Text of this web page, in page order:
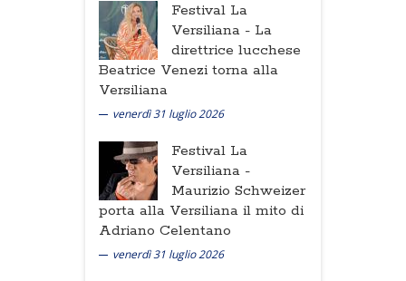
Festival La
Versiliana - La
direttrice lucchese
Beatrice Venezi torna alla
Versiliana
venerdì 31 luglio 2026
Festival La
Versiliana -
Maurizio Schweizer
porta alla Versiliana il mito di
Adriano Celentano
venerdì 31 luglio 2026